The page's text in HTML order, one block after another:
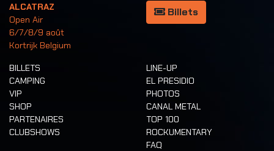
ALCATRAZ
Open Air
6/7/8/9 août
Kortrijk Belgium
Billets
BILLETS
CAMPING
VIP
SHOP
PARTENAIRES
CLUBSHOWS
LINE-UP
EL PRESIDIO
PHOTOS
CANAL METAL
TOP 100
ROCKUMENTARY
FAQ